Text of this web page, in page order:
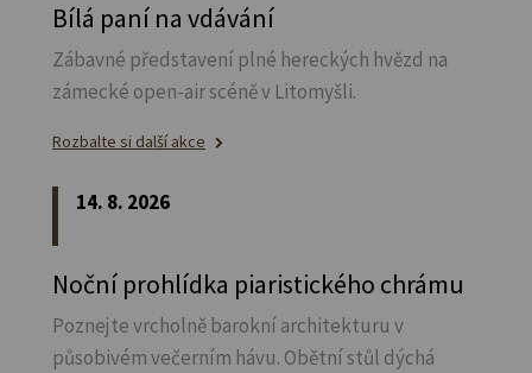
Bílá paní na vdávání
Zábavné představení plné hereckých hvězd na
zámecké open-air scéně v Litomyšli.
Rozbalte si další akce
14. 8. 2026
Noční prohlídka piaristického chrámu
Poznejte vrcholně barokní architekturu v
působivém večerním hávu. Obětní stůl dýchá